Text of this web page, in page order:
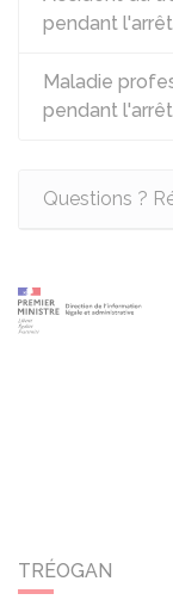
pendant
Maladie
pendant
Questions ?
TRÉOGAN